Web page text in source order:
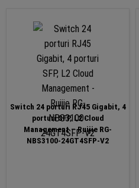
Switch 24 porturi RJ45 Gigabit, 4
porturi SFP, L2 Cloud
Management – Ruijie RG-
NBS3100-24GT4SFP-V2